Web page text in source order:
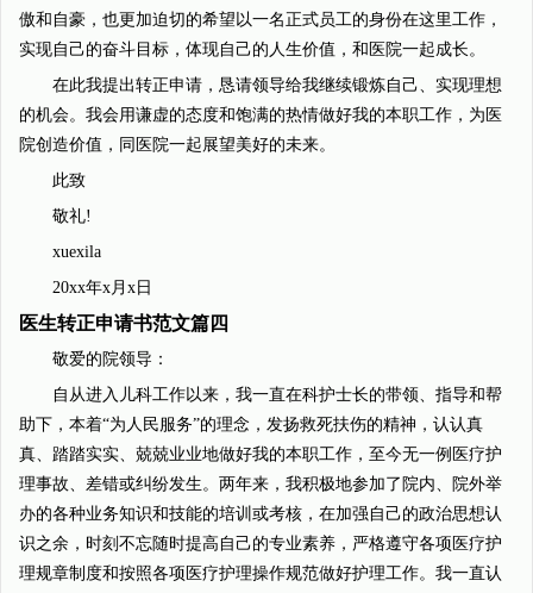
傲和自豪，也更加迫切的希望以一名正式员工的身份在这里工作，
实现自己的奋斗目标，体现自己的人生价值，和医院一起成长。
在此我提出转正申请，恳请领导给我继续锻炼自己、实现理想
的机会。我会用谦虚的态度和饱满的热情做好我的本职工作，为医
院创造价值，同医院一起展望美好的未来。
此致
敬礼!
xuexila
20xx年x月x日
医生转正申请书范文篇四
敬爱的院领导：
自从进入儿科工作以来，我一直在科护士长的带领、指导和帮
助下，本着“为人民服务”的理念，发扬救死扶伤的精神，认认真
真、踏踏实实、兢兢业业地做好我的本职工作，至今无一例医疗护
理事故、差错或纠纷发生。两年来，我积极地参加了院内、院外举
办的各种业务知识和技能的培训或考核，在加强自己的政治思想认
识之余，时刻不忘随时提高自己的专业素养，严格遵守各项医疗护
理规章制度和按照各项医疗护理操作规范做好护理工作。我一直认